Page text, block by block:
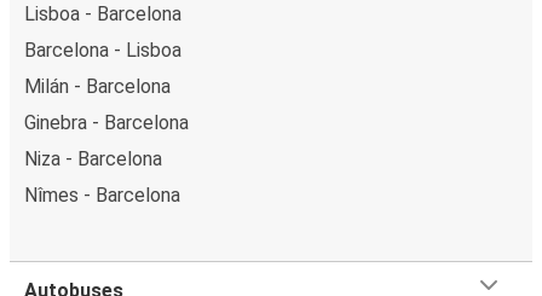
Lisboa - Barcelona
Barcelona - Lisboa
Milán - Barcelona
Ginebra - Barcelona
Niza - Barcelona
Nîmes - Barcelona
Autobuses